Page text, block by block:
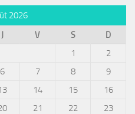
2026
J V S
D
1
2
6 7 8
9
14 15
16
21 22
23